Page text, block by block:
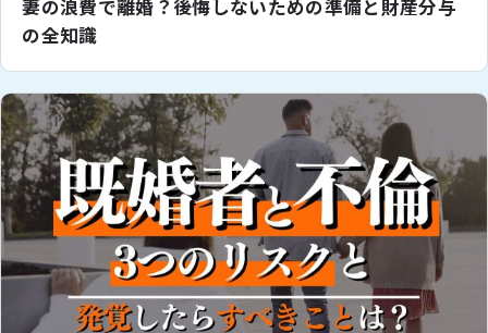
妻の浪費で離婚？後悔しないための準備と財産分与
の全知識